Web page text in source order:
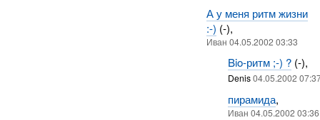
А у меня ритм жизни
:-) (-),
Иван 04.05.2002 03:33
Bio-ритм ;-) ? (-),
Denis04.05.2002
пирамида,
Иван 04.05.2002 03:36